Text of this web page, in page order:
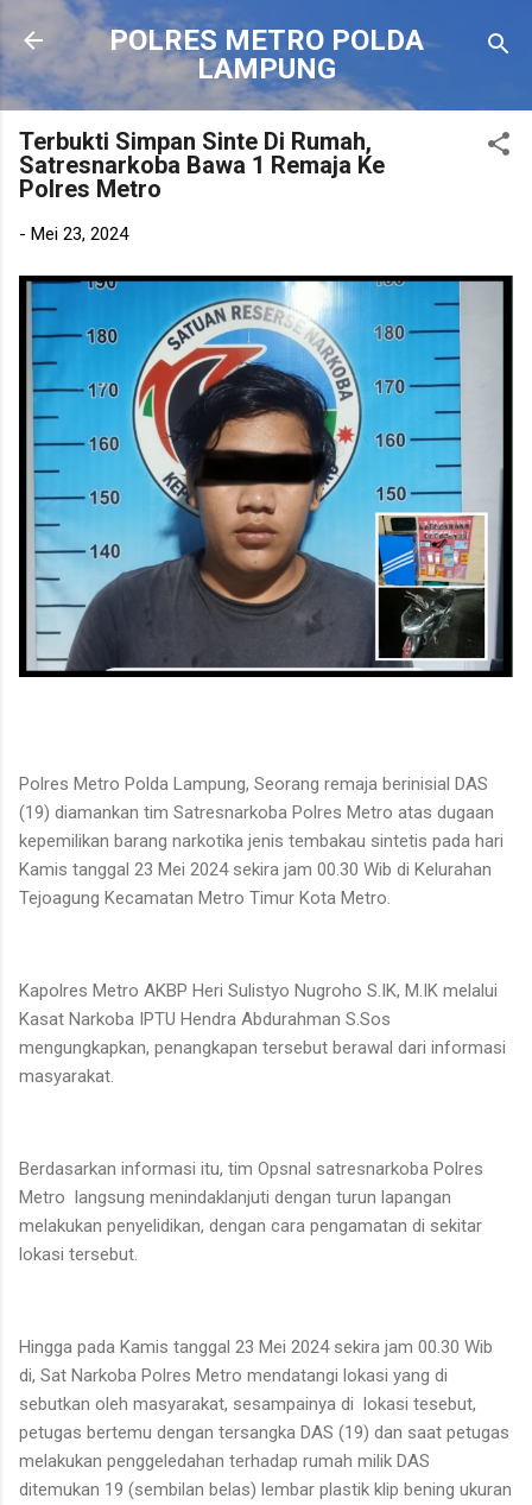
Langsung ke konten utama
POLRES METRO POLDA
LAMPUNG
Terbukti Simpan Sinte Di Rumah,
Satresnarkoba Bawa 1 Remaja Ke
Polres Metro
- Mei 23, 2024
Polres Metro Polda Lampung, Seorang remaja berinisial DAS
(19) diamankan tim Satresnarkoba Polres Metro atas dugaan
kepemilikan barang narkotika jenis tembakau sintetis pada hari
Kamis tanggal 23 Mei 2024 sekira jam 00.30 Wib di Kelurahan
Tejoagung Kecamatan Metro Timur Kota Metro.
Kapolres Metro AKBP Heri Sulistyo Nugroho S.IK, M.IK melalui
Kasat Narkoba IPTU Hendra Abdurahman S.Sos
mengungkapkan, penangkapan tersebut berawal dari informasi
masyarakat.
Berdasarkan informasi itu, tim Opsnal satresnarkoba Polres
Metro langsung menindaklanjuti dengan turun lapangan
melakukan penyelidikan, dengan cara pengamatan di sekitar
lokasi tersebut.
Hingga pada Kamis tanggal 23 Mei 2024 sekira jam 00.30 Wib
di, Sat Narkoba Polres Metro mendatangi lokasi yang di
sebutkan oleh masyarakat, sesampainya di lokasi tesebut,
petugas bertemu dengan tersangka DAS (19) dan saat petugas
melakukan penggeledahan terhadap rumah milik DAS
ditemukan 19 (sembilan belas) lembar plastik klip bening ukuran